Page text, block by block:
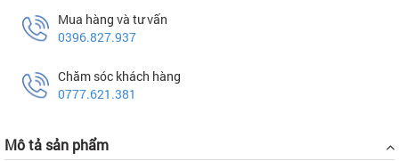
Mua hàng và tư vấn
0396.827.937
Chăm sóc khách hàng
0777.621.381
Mô tả sản phẩm